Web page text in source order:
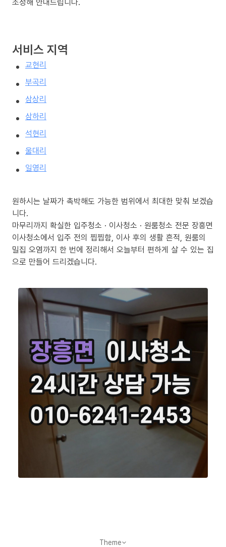
서비스 지역
교현리
부곡리
삼상리
삼하리
석현리
울대리
일영리
원하시는 날짜가 촉박해도 가능한 범위에서 최대한 맞춰 보겠습
니다.
마무리까지 확실한 입주청소 · 이사청소 · 원룸청소 전문 장흥면
이사청소에서 입주 전의 찝찝함, 이사 후의 생활 흔적, 원룸의
밀집 오염까지 한 번에 정리해서 오늘부터 편하게 살 수 있는 집
으로 만들어 드리겠습니다.
Theme